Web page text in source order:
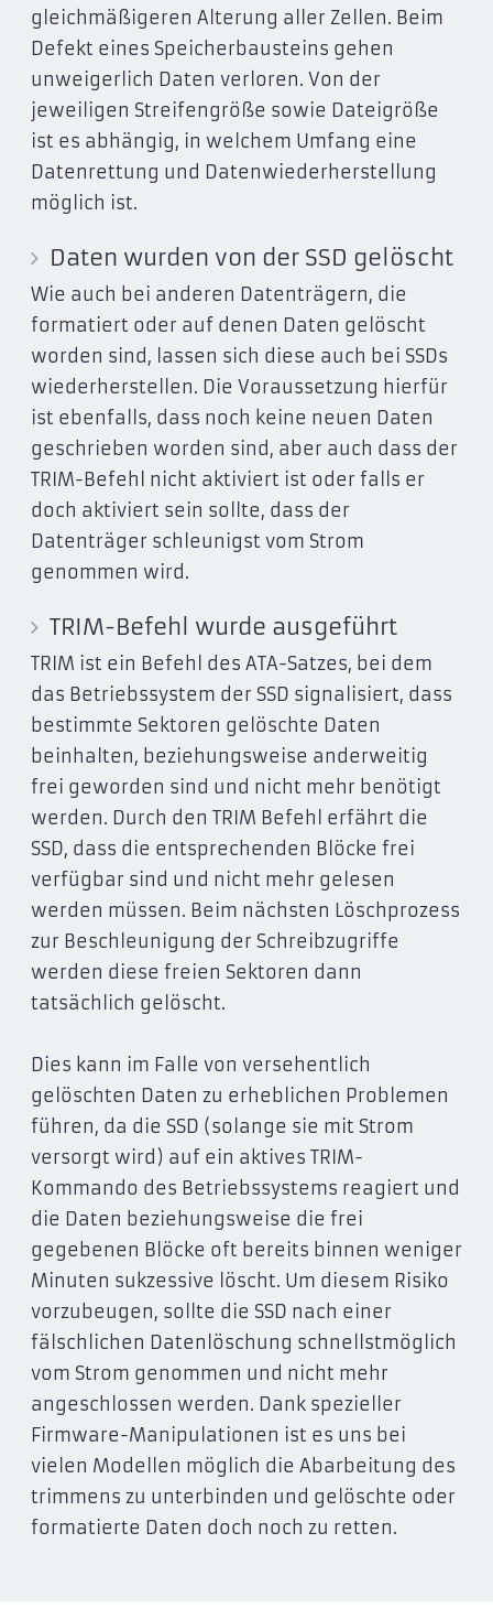
gleichmäßigeren Alterung aller Zellen. Beim
Defekt eines Speicherbausteins gehen
unweigerlich Daten verloren. Von der
jeweiligen Streifengröße sowie Dateigröße
ist es abhängig, in welchem Umfang eine
Datenrettung und Datenwiederherstellung
möglich ist.
Daten wurden von der SSD gelöscht
Wie auch bei anderen Datenträgern, die
formatiert oder auf denen Daten gelöscht
worden sind, lassen sich diese auch bei SSDs
wiederherstellen. Die Voraussetzung hierfür
ist ebenfalls, dass noch keine neuen Daten
geschrieben worden sind, aber auch dass der
TRIM-Befehl nicht aktiviert ist oder falls er
doch aktiviert sein sollte, dass der
Datenträger schleunigst vom Strom
genommen wird.
TRIM-Befehl wurde ausgeführt
TRIM ist ein Befehl des ATA-Satzes, bei dem
das Betriebssystem der SSD signalisiert, dass
bestimmte Sektoren gelöschte Daten
beinhalten, beziehungsweise anderweitig
frei geworden sind und nicht mehr benötigt
werden. Durch den TRIM Befehl erfährt die
SSD, dass die entsprechenden Blöcke frei
verfügbar sind und nicht mehr gelesen
werden müssen. Beim nächsten Löschprozess
zur Beschleunigung der Schreibzugriffe
werden diese freien Sektoren dann
tatsächlich gelöscht.
Dies kann im Falle von versehentlich
gelöschten Daten zu erheblichen Problemen
führen, da die SSD (solange sie mit Strom
versorgt wird) auf ein aktives TRIM-
Kommando des Betriebssystems reagiert und
die Daten beziehungsweise die frei
gegebenen Blöcke oft bereits binnen weniger
Minuten sukzessive löscht. Um diesem Risiko
vorzubeugen, sollte die SSD nach einer
fälschlichen Datenlöschung schnellstmöglich
vom Strom genommen und nicht mehr
angeschlossen werden. Dank spezieller
Firmware-Manipulationen ist es uns bei
vielen Modellen möglich die Abarbeitung des
trimmens zu unterbinden und gelöschte oder
formatierte Daten doch noch zu retten.